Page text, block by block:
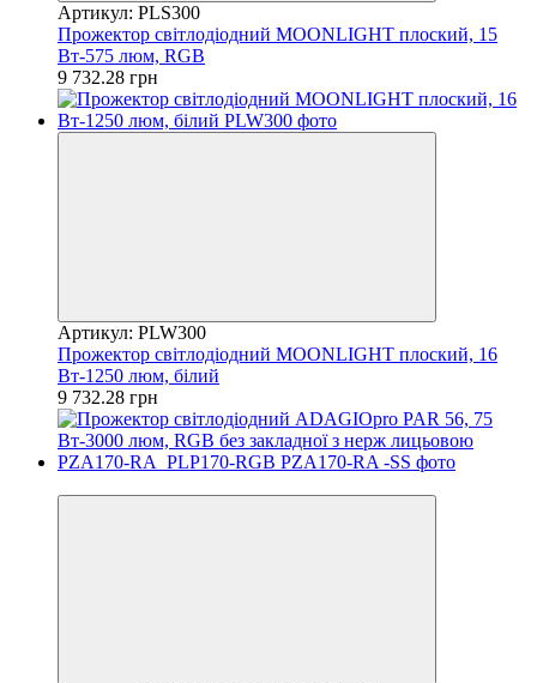
Артикул: PLS300
Прожектор світлодіодний MOONLIGHT плоский, 15
Вт-575 люм, RGB
9 732.28 грн
Артикул: PLW300
Прожектор світлодіодний MOONLIGHT плоский, 16
Вт-1250 люм, білий
9 732.28 грн